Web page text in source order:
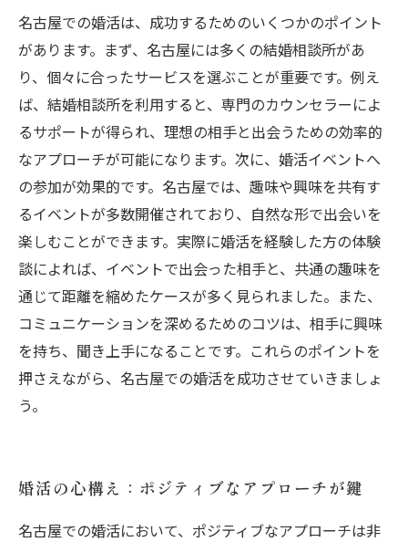
名古屋での婚活は、成功するためのいくつかのポイント
があります。まず、名古屋には多くの結婚相談所があ
り、個々に合ったサービスを選ぶことが重要です。例え
ば、結婚相談所を利用すると、専門のカウンセラーによ
るサポートが得られ、理想の相手と出会うための効率的
なアプローチが可能になります。次に、婚活イベントへ
の参加が効果的です。名古屋では、趣味や興味を共有す
るイベントが多数開催されており、自然な形で出会いを
楽しむことができます。実際に婚活を経験した方の体験
談によれば、イベントで出会った相手と、共通の趣味を
通じて距離を縮めたケースが多く見られました。また、
コミュニケーションを深めるためのコツは、相手に興味
を持ち、聞き上手になることです。これらのポイントを
押さえながら、名古屋での婚活を成功させていきましょ
う。
婚活の心構え：ポジティブなアプローチが鍵
名古屋での婚活において、ポジティブなアプローチは非